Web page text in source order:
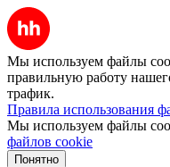
Мы используем файлы
правильную работу
трафик.
Правила использования
Мы используем файлы
файлов cookie
Понятно